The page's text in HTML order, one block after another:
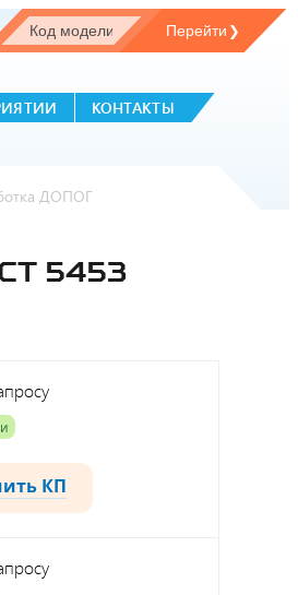
КОНТАКТЫ
ДОПОГ
5453
КП